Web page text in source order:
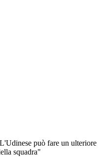
può fare un ulteriore
squadra"